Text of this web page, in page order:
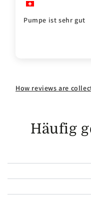
Pumpe ist sehr gut
How reviews are
Häufig